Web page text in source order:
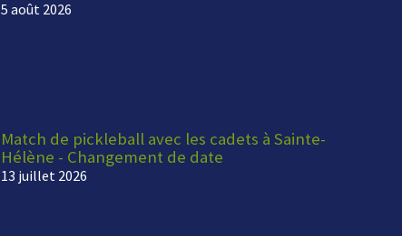
5 août 2026
Match de pickleball avec les cadets à Sainte-
Hélène - Changement de date
13 juillet 2026